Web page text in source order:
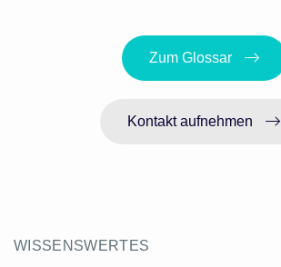
Zum Glossar
Kontakt aufnehmen
WISSENSWERTES